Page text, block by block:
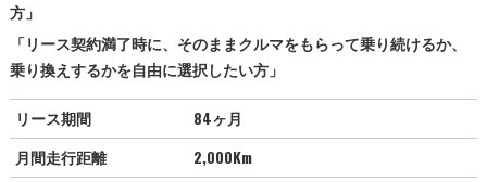
方」
「リース契約満了時に、そのままクルマをもらって乗り続けるか、
乗り換えするかを自由に選択したい方」
リース期間
84ヶ月
月間走行距離
2,000Km